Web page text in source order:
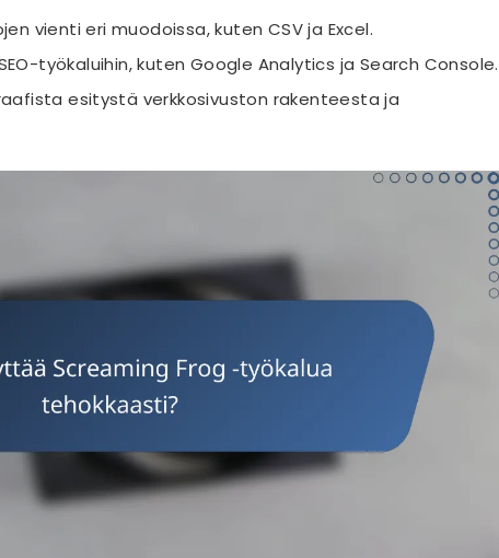
vienti eri muodoissa, kuten CSV ja Excel.
työkaluihin, kuten Google Analytics ja Search Console.
esitystä verkkosivuston rakenteesta ja